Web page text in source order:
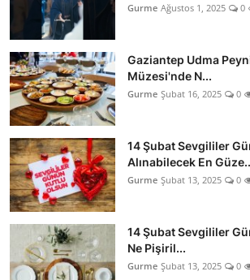
Gurme Ağustos 1, 2025 0
Gaziantep Udma
Müzesi'nde N...
Gurme Şubat 16, 2025 0
14 Şubat Sevgililer
Alınabilecek En
Gurme Şubat 13, 2025 0
14 Şubat Sevgililer
Ne Pişiril...
Gurme Şubat 13, 2025 0